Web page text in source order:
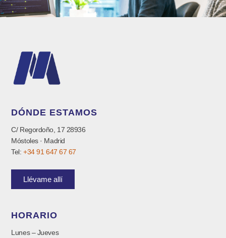
DÓNDE ESTAMOS
C/ Regordoño, 17 28936
Móstoles · Madrid
Tel:+34 91 647 67 67
Llévame allí
HORARIO
Lunes – Jueves